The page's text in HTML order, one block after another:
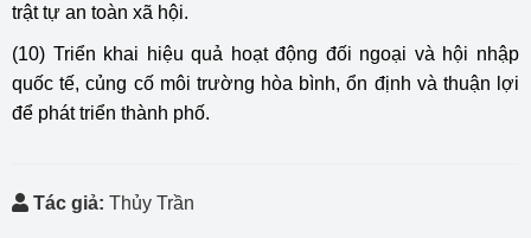
trật tự an toàn xã hội.
(10) Triển khai hiệu quả hoạt động đối ngoại và hội nhập
quốc tế, củng cố môi trường hòa bình, ổn định và thuận lợi
để phát triển thành phố.
Tác giả: Thủy Trần